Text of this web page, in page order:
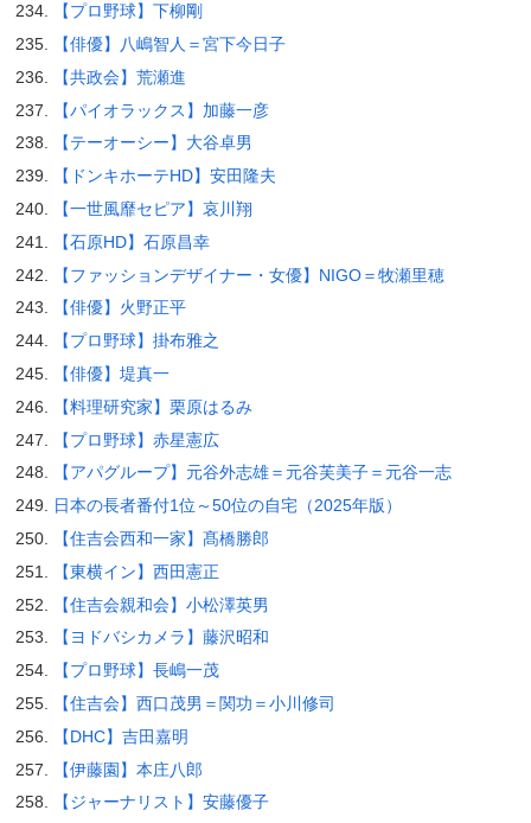
【プロ野球】下柳剛
【俳優】八嶋智人＝宮下今日子
【共政会】荒瀬進
【パイオラックス】加藤一彦
【テーオーシー】大谷卓男
【ドンキホーテHD】安田隆夫
【一世風靡セピア】哀川翔
【石原HD】石原昌幸
【ファッションデザイナー・女優】NIGO＝牧瀬里穂
【俳優】火野正平
【プロ野球】掛布雅之
【俳優】堤真一
【料理研究家】栗原はるみ
【プロ野球】赤星憲広
【アパグループ】元谷外志雄＝元谷芙美子＝元谷一志
日本の長者番付1位～50位の自宅（2025年版）
【住吉会西和一家】髙橋勝郎
【東横イン】西田憲正
【住吉会親和会】小松澤英男
【ヨドバシカメラ】藤沢昭和
【プロ野球】長嶋一茂
【住吉会】西口茂男＝関功＝小川修司
【DHC】吉田嘉明
【伊藤園】本庄八郎
【ジャーナリスト】安藤優子